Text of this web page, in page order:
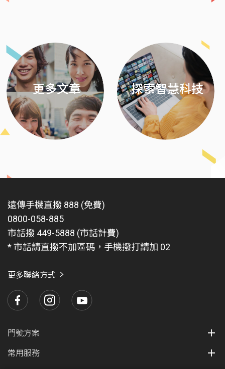
更多文章 探索智慧科技
遠傳手機直撥 888 (免費)
0800-058-885
市話撥 449-5888 (市話計費)
* 市話請直撥不加區碼，手機撥打請加 02
更多聯絡方式
門號方案
常用服務